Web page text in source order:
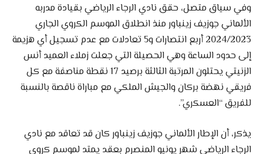
وفي سياق متصل، حقق نادي الرجاء الرياضي بقيادة مدربه
الألماني جوزيف زينباور منذ انطلاق الموسم الكروي الجاري
2024/2023 أربع انتصارات و5 تعادلات مع عدم تسجيل أي هزيمة
إلى حدود الساعة وهي الحصيلة التي جعلت زملاء العميد أنس
الزنيتي يحتلون المرتبة الثالثة برصيد 17 نقطة مناصفة مع كل
فريقي نهضة بركان والجيش الملكي مع مباراة ناقصة بالنسبة
للفريق “العسكري”.
يذكر، أن الإطار الألماني جوزيف زينباور كان قد تعاقد مع نادي
الرجاء الرياضي شهر يونيو المنصرم بعقد يمتد لموسم كروي